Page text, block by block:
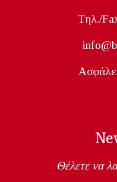
Tηλ./
Θέλετε να